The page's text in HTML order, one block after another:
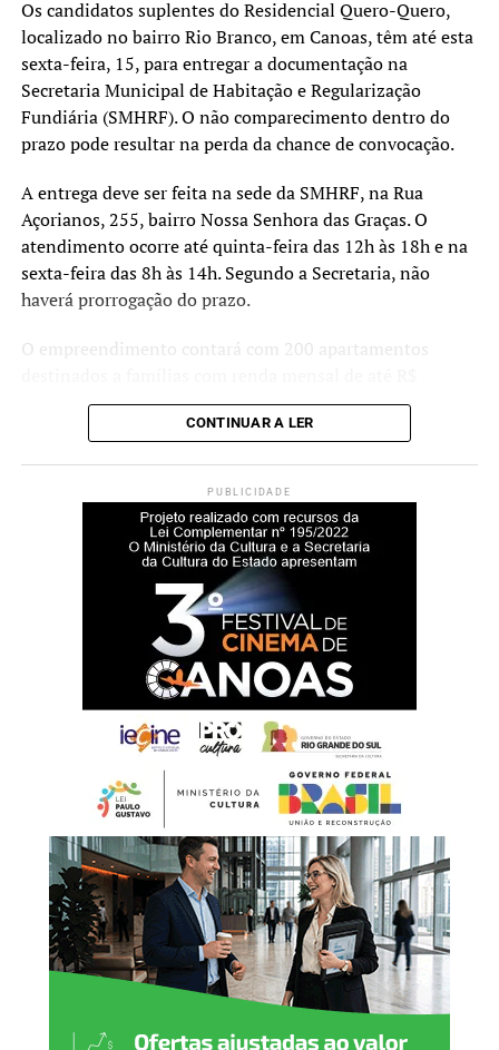
vivem em áreas apontadas
pelos estudos técnicos
como de risco muito alto.
Nosso objetivo é oferecer
uma alternativa segura e
definitiva para essas
pessoas, garantindo mais
tranquilidade e proteção
para o futuro”, destacou.
adaptação do município diante dos eventos climáticos
extremos registrados nos últimos anos, reforçando o
compromisso do Poder Executivo com a proteção das
famílias mais vulneráveis e a ampliação do acesso à
habitação de interesse social.Durante o evento, também
serão apresentadas à comunidade todas as informações
sobre o edital, os critérios de participação e o período de
Os candidatos suplentes do Residencial Quero-Quero,
localizado no bairro Rio Branco, em Canoas, têm até esta
sexta-feira, 15, para entregar a documentação na
Secretaria Municipal de Habitação e Regularização
Fundiária (SMHRF). O não comparecimento dentro do
prazo pode resultar na perda da chance de convocação.
A entrega deve ser feita na sede da SMHRF, na Rua
Açorianos, 255, bairro Nossa Senhora das Graças. O
atendimento ocorre até quinta-feira das 12h às 18h e na
sexta-feira das 8h às 14h. Segundo a Secretaria, não
haverá prorrogação do prazo.
O empreendimento contará com 200 apartamentos
2.850,00. Ao todo, foram chamados 360 candidatos,
sendo 100 suplentes. Caso haja desistências ou
para assumir as vagas como titulares.
Documentos necessários:
Documento de Identificação Oficial com foto;
CPF (caso não conste no documento de identificação);
Comprovante de estado civil (certidão de nascimento ou
casamento, com averbações, se for o caso);
Documento de identificação com foto do procurador
(quando houver);
Laudo médico com CID-10 (se houver caso de pessoa com
deficiência/microcefalia);
Comprovante de recebimento de BPC (se houver);
Comprovante de residência;
Boletim de ocorrência (para casos enquadrados na Lei
Maria da Penha); – Folha resumo do CadÚnico
atualizada.
CONTINUAR A LER
PUBLICIDADE